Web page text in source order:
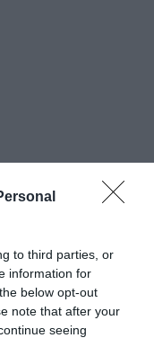
to third parties, or
information for
below opt-out
note that after your
seeing